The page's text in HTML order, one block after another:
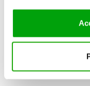
potrebbero
fornito loro o che
cookie consultare la
chiudere il banner,
dispositivo ad
corretto
ATTRAVERSO UNA